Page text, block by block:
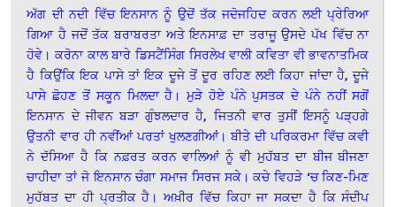
ਅੱਗ ਦੀ ਨਦੀ ਵਿੱਚ ਇਨਸਾਨ ਨੂੰ ਉਦੋਂ ਤੱਕ ਜਦੋਜਹਿਦ ਕਰਨ ਲਈ ਪ੍ਰੇਰਿਆ
ਗਿਆ ਹੈ ਜਦੋਂ ਤੱਕ ਬਰਾਬਰਤਾ ਅਤੇ ਇਨਸਾਫ਼ ਦਾ ਤਰਾਜੂ ਉਸਦੇ ਪੱਖ ਵਿੱਚ ਨਾ
ਹੋਵੇ। ਕਰੋਨਾ ਕਾਲ ਬਾਰੇ ਡਿਸਟੈਂਸਿੰਗ ਸਿਰਲੇਖ ਵਾਲੀ ਕਵਿਤਾ ਵੀ ਭਾਵਨਾਤਮਿਕ
ਹੈ ਕਿਉਂਕਿ ਇਕ ਪਾਸੇ ਤਾਂ ਇਕ ਦੂਜੇ ਤੋਂ ਦੂਰ ਰਹਿਣ ਲਈ ਕਿਹਾ ਜਾਂਦਾ ਹੈ, ਦੂਜੇ
ਪਾਸੇ ਛੋਹਣ ਤੋਂ ਸਕੂਨ ਮਿਲਦਾ ਹੈ। ਮੁੜੇ ਹੋਏ ਪੰਨੇ ਪੁਸਤਕ ਦੇ ਪੰਨੇ ਨਹੀਂ ਸਗੋਂ
ਇਨਸਾਨ ਦੇ ਜੀਵਨ ਬੜਾ ਗੁੰਝਲਦਾਰ ਹੈ, ਜਿਤਨੀ ਵਾਰ ਤੁਸੀਂ ਇਸਨੂੰ ਪੜ੍ਹਗੇ
ਉਤਨੀ ਵਾਰ ਹੀ ਨਵੀਂਆਂ ਪਰਤਾਂ ਖੁਲਣਗੀਆਂ। ਬੀਤੇ ਦੀ ਪਰਿਕਰਮਾ ਵਿੱਚ ਕਵੀ
ਨੇ ਦੱਸਿਆ ਹੈ ਕਿ ਨਫ਼ਰਤ ਕਰਨ ਵਾਲਿਆਂ ਨੂੰ ਵੀ ਮੁਹੱਬਤ ਦਾ ਬੀਜ ਬੀਜਣਾ
ਚਾਹੀਦਾ ਤਾਂ ਜੋ ਇਨਸਾਨ ਚੰਗਾ ਸਮਾਜ ਸਿਰਜ ਸਕੇ। ਕਚੇ ਵਿਹੜੇ ‘ਚ ਕਿਣ-ਮਿਣ
ਮੁਹੱਬਤ ਦਾ ਹੀ ਪ੍ਰਤੀਕ ਹੈ। ਅਖ਼ੀਰ ਵਿੱਚ ਕਿਹਾ ਜਾ ਸਕਦਾ ਹੈ ਕਿ ਸੰਦੀਪ